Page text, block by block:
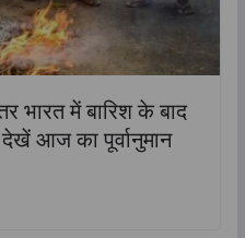
में बारिश के बाद
आज का पूर्वानुमान